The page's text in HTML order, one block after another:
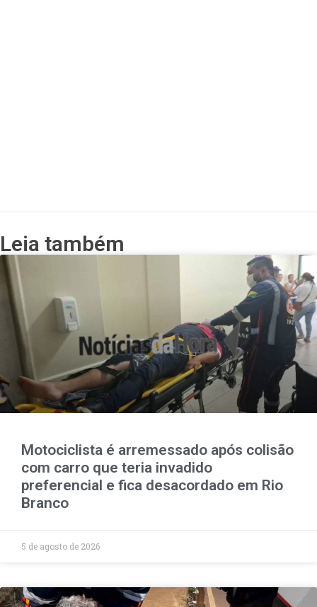
Leia também
Motociclista é arremessado após colisão
com carro que teria invadido
preferencial e fica desacordado em Rio
Branco
5 de agosto de 2026